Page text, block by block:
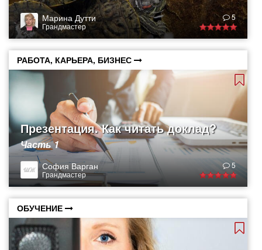
Марина Дутти
Грандмастер
5
РАБОТА, КАРЬЕРА, БИЗНЕС
Презентация. Как читать доклад?
Часть 1
София Варган
Грандмастер
5
ОБУЧЕНИЕ